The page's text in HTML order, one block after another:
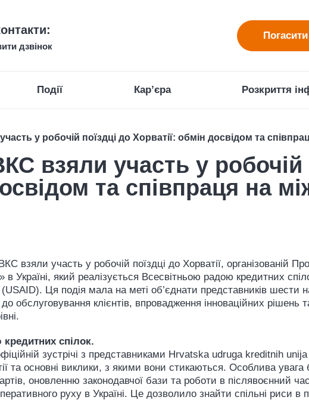
дзвінок
Події Кар’єра Розкриття
у робочій поїздці до Хорватії: обмін досвідом та
взяли участь у робочій
та співпраця на
взяли участь у робочій поїздці до Хорватії, організованій
в Україні, який реалізується Всесвітньою радою кредитних
Ця подія мала на меті об’єднати представників шести
обслуговування клієнтів, впровадження інноваційних рішень
спілок.
зустрічі з представниками Hrvatska udruga kreditnih
та основні виклики, з якими вони стикаються. Особлива увага
оновленню законодавчої бази та роботи в післявоєнний
руху в Україні. Це дозволило знайти спільні риси в